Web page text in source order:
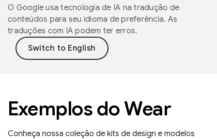
O Google usa tecnologia de IA na tradução de
conteúdos para seu idioma de preferência. As
traduções com IA podem ter erros.
Exemplos do Wear
Conheça nossa coleção de kits de design e modelos